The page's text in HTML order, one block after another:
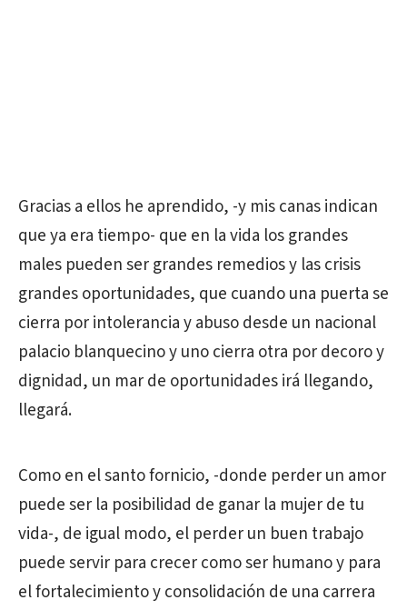
Gracias a ellos he aprendido, -y mis canas indican
que ya era tiempo- que en la vida los grandes
males pueden ser grandes remedios y las crisis
grandes oportunidades, que cuando una puerta se
cierra por intolerancia y abuso desde un nacional
palacio blanquecino y uno cierra otra por decoro y
dignidad, un mar de oportunidades irá llegando,
llegará.
Como en el santo fornicio, -donde perder un amor
puede ser la posibilidad de ganar la mujer de tu
vida-, de igual modo, el perder un buen trabajo
puede servir para crecer como ser humano y para
el fortalecimiento y consolidación de una carrera